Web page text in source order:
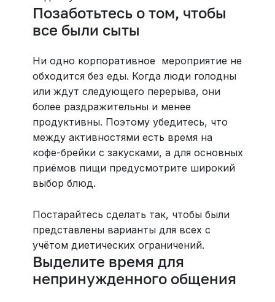
Позаботьтесь о том, чтобы
все были сыты
Ни одно корпоративное мероприятие не
обходится без еды. Когда люди голодны
или ждут следующего перерыва, они
более раздражительны и менее
продуктивны. Поэтому убедитесь, что
между активностями есть время на
кофе-брейки с закусками, а для основных
приёмов пищи предусмотрите широкий
выбор блюд.
Постарайтесь сделать так, чтобы были
представлены варианты для всех с
учётом диетических ограничений.
Выделите время для
непринужденного общения